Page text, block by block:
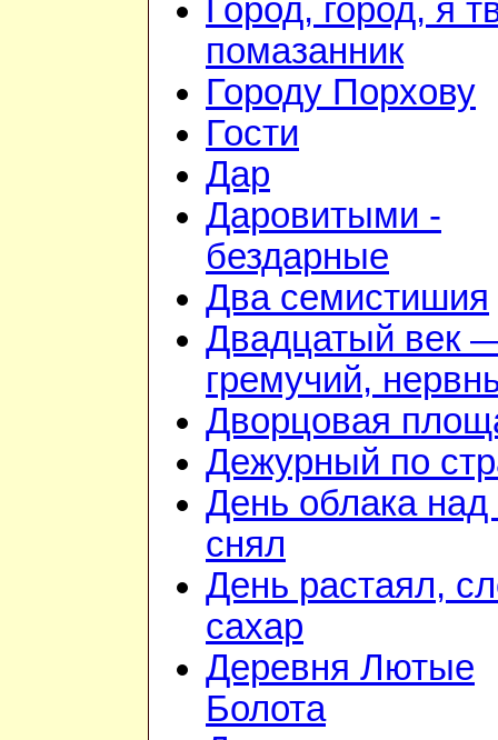
Город, город, я
помазанник
Городу Порхову
Гости
Дар
Даровитыми -
бездарные
Два семистишия
Двадцатый век
гремучий,
Дворцовая
Дежурный по
День облака
снял
День растаял,
сахар
Деревня Лютые
Болота